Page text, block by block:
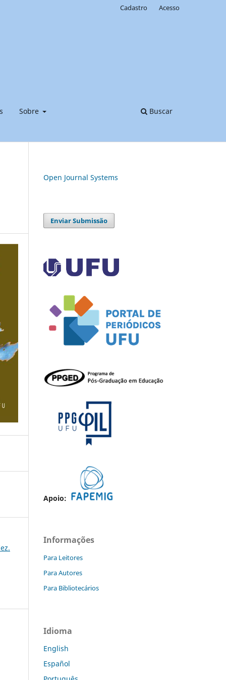
Sobre Buscar
Cadastro Acesso
Open Journal Systems
Enviar Submissão
Apoio:
Informações
Para Leitores
Para Autores
Para Bibliotecários
Idioma
English
Español